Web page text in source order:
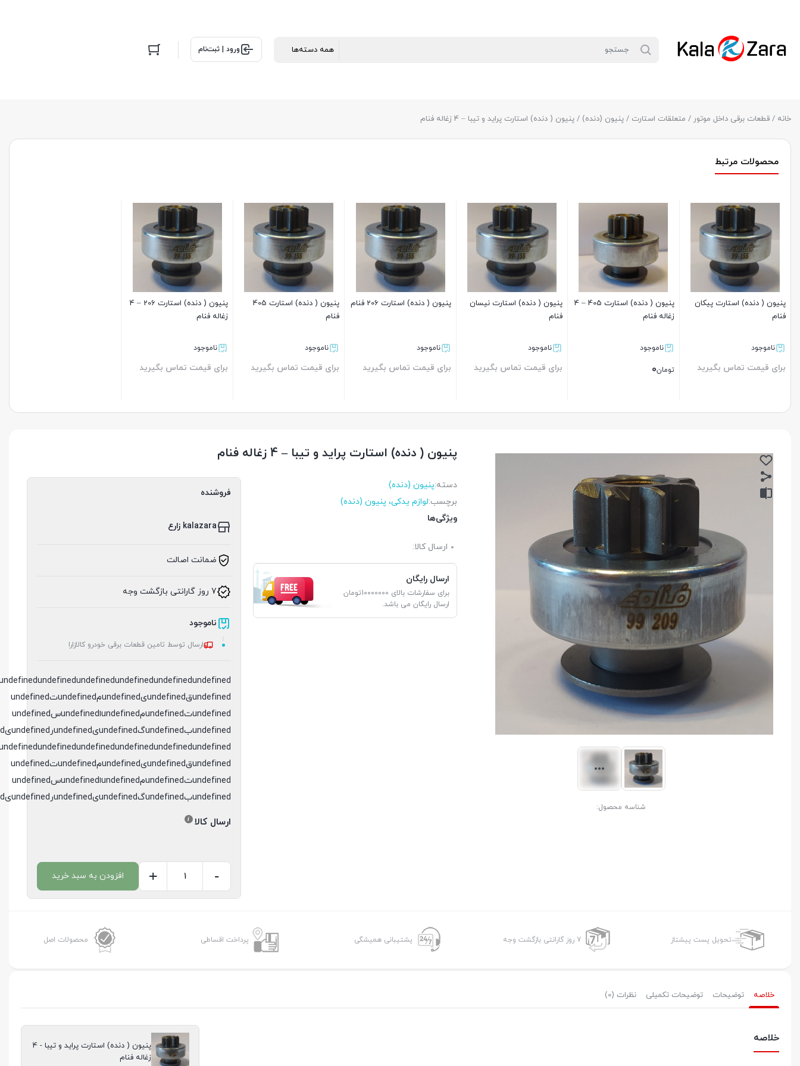
ورود | ثبت‌نام
خانه / قطعات برقی داخل موتور / متعلقات استارت / پنیون (دنده) / پنیون ( دنده) استارت پراید و تیبا – 4 زغاله فنام
محصولات مرتبط
پنیون ( دنده) استارت پیکان
فنام
ناموجود
برای قیمت تماس بگیرید
بستن
پنیون ( دنده) استارت 405 – 4
زغاله فنام
ناموجود
تومان0
بستن
پنیون ( دنده) استارت نیسان
فنام
ناموجود
برای قیمت تماس بگیرید
بستن
پنیون ( دنده) استارت 206 فنام
ناموجود
برای قیمت تماس بگیرید
بستن
پنیون ( دنده) استارت 405
فنام
ناموجود
برای قیمت تماس بگیرید
بستن
پنیون ( دنده) استارت 206 – 4
زغاله فنام
ناموجود
برای قیمت تماس بگیرید
بستن
شناسه محصول:
پنیون ( دنده) استارت پراید و تیبا – 4 زغاله فنام
دسته:پنیون (دنده)
برچسب:لوازم یدکی، پنیون (دنده)
ویژگی‌ها
ارسال کالا:
ارسال رایگان
برای سفارشات بالای 10000000تومان
ارسال رایگان می باشد.
فروشنده
kalazara زارع
ضمانت اصالت
7 روز گارانتی بازگشت وجه
ناموجود
ارسال توسط تامین قطعات برقی خودرو کالازارا
undefinedundefinedundefinedundefined
undefinedقundefinedیundefinedمundefinedتundefined
undefinedتundefinedمundefinedاundefinedسundefined
undefinedبundefinedگundefinedیundefinedرundefinedیundefinedدundefined
undefinedundefinedundefinedundefined
undefinedقundefinedیundefinedمundefinedتundefined
undefinedتundefinedمundefinedاundefinedسundefined
undefinedبundefinedگundefinedیundefinedرundefinedیundefinedدundefined
ارسال کالا
(
-
+ افزودن به سبد خرید
تحویل پست پیشتاز 7 روز گارانتی بازگشت وجه پشتیبانی همیشگی پرداخت اقساطی محصولات اصل
خلاصه توضیحات توضیحات تکمیلی نظرات (0)
خلاصه
پنیون ( دنده) استارت پراید و تیبا - 4
زغاله فنام